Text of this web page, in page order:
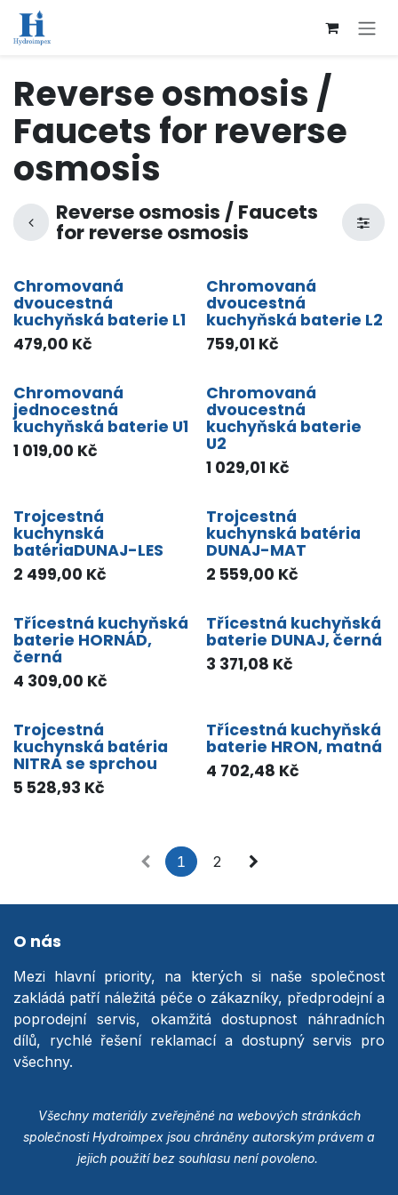
Přejít na obsah
Reverse osmosis /
Faucets for reverse
osmosis
Reverse osmosis / Faucets
for reverse osmosis
Chromovaná
dvoucestná
kuchyňská baterie L1
479,00 Kč
Chromovaná
dvoucestná
kuchyňská baterie L2
759,01 Kč
Chromovaná
jednocestná
kuchyňská baterie U1
1 019,00 Kč
Chromovaná
dvoucestná
kuchyňská baterie
U2
1 029,01 Kč
Trojcestná
kuchynská
batériaDUNAJ-LES
2 499,00 Kč
Trojcestná
kuchynská batéria
DUNAJ-MAT
2 559,00 Kč
Třícestná kuchyňská
baterie HORNÁD,
černá
4 309,00 Kč
Třícestná kuchyňská
baterie DUNAJ, černá
3 371,08 Kč
Trojcestná
kuchynská batéria
NITRA se sprchou
5 528,93 Kč
Třícestná kuchyňská
baterie HRON, matná
4 702,48 Kč
1 2
O nás
Mezi hlavní priority, na kterých si naše společnost
zakládá patří náležitá péče o zákazníky, předprodejní a
poprodejní servis, okamžitá dostupnost náhradních
dílů, rychlé řešení reklamací a dostupný servis pro
všechny.
Všechny materiály zveřejněné na webových stránkách
společnosti Hydroimpex jsou chráněny autorským právem a
jejich použití bez souhlasu není povoleno.